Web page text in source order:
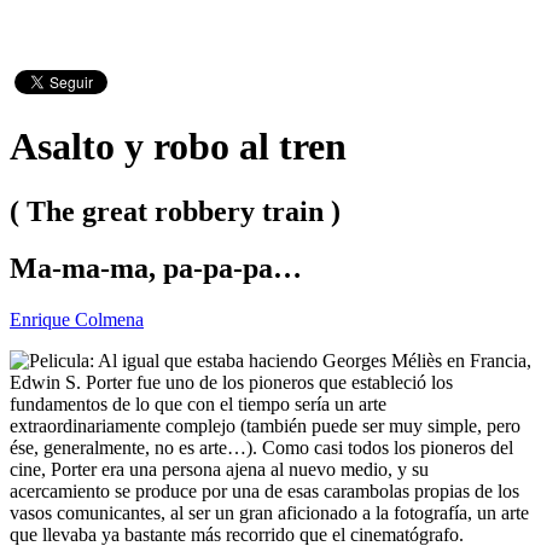
Asalto y robo al tren
( The great robbery train )
Ma-ma-ma, pa-pa-pa…
Enrique Colmena
Al igual que estaba haciendo Georges Méliès en Francia,
Edwin S. Porter fue uno de los pioneros que estableció los
fundamentos de lo que con el tiempo sería un arte
extraordinariamente complejo (también puede ser muy simple, pero
ése, generalmente, no es arte…). Como casi todos los pioneros del
cine, Porter era una persona ajena al nuevo medio, y su
acercamiento se produce por una de esas carambolas propias de los
vasos comunicantes, al ser un gran aficionado a la fotografía, un arte
que llevaba ya bastante más recorrido que el cinematógrafo.